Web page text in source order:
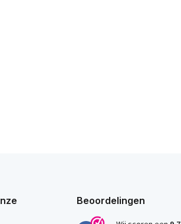
Beoordelingen